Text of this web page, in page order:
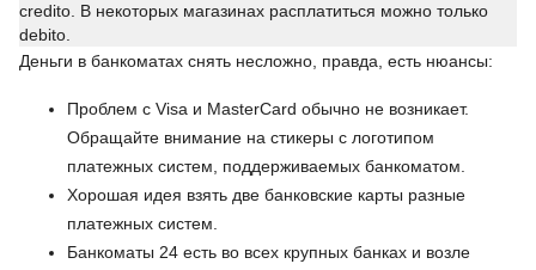
credito. В некоторых магазинах расплатиться можно только
debito.
Деньги в банкоматах снять несложно, правда, есть нюансы:
Проблем с Visa и MasterCard обычно не возникает.
Обращайте внимание на стикеры с логотипом
платежных систем, поддерживаемых банкоматом.
Хорошая идея взять две банковские карты разные
платежных систем.
Банкоматы 24 есть во всех крупных банках и возле